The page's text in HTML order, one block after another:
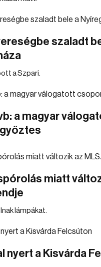
szaladt
a Szpari.
a magyar
miatt
lámpákat.
nyert a Kisvárda